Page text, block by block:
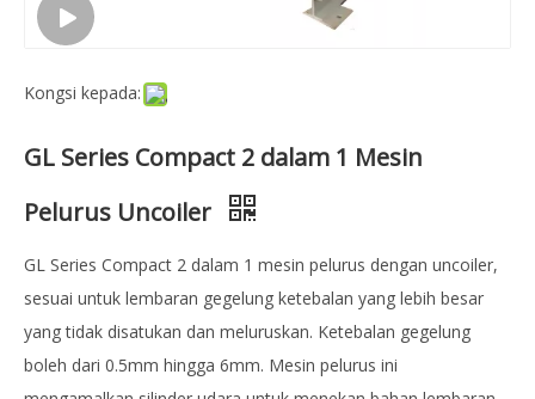
Kongsi kepada:
GL Series Compact 2 dalam 1 Mesin
Pelurus Uncoiler
GL Series Compact 2 dalam 1 mesin pelurus dengan uncoiler,
sesuai untuk lembaran gegelung ketebalan yang lebih besar
yang tidak disatukan dan meluruskan. Ketebalan gegelung
boleh dari 0.5mm hingga 6mm. Mesin pelurus ini